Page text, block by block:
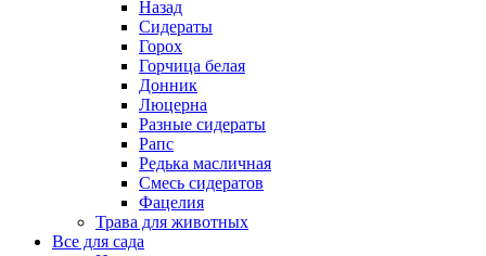
Назад
Сидераты
Горох
Горчица белая
Донник
Люцерна
Разные сидераты
Рапс
Редька масличная
Смесь сидератов
Фацелия
Трава для животных
Все для сада